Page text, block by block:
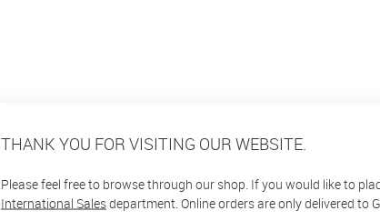
THANK YOU FOR VISITING OUR WEBSITE.
Please feel free to browse through our shop. If you would like to
International Salesdepartment. Online orders are only delivered to